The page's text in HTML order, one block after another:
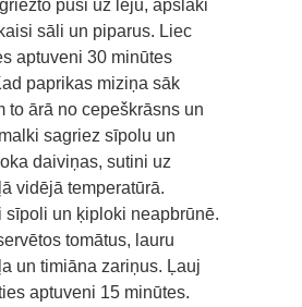
pusi uz leju, apslaki
sāli un piparus. Liec
aptuveni 30 minūtes
paprikas miziņa sāk
to ārā no cepeškrāsns un
sagriez sīpolu un
daiviņas, sutini uz
vidējā temperatūrā.
sīpoli un ķiploki neapbrūnē.
tomātus, lauru
un timiāna zariņus. Ļauj
aptuveni 15 minūtes.